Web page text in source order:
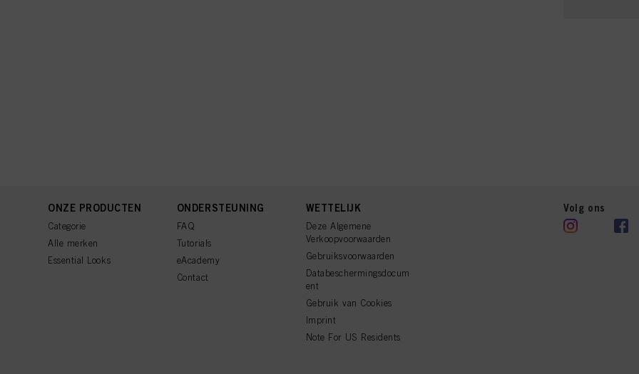
ONZE PRODUCTEN
Categorie
Alle merken
Essential Looks
ONDERSTEUNING
FAQ
Tutorials
eAcademy
Contact
WETTELIJK
Deze Algemene
Verkoopvoorwaarden
Gebruiksvoorwaarden
Databeschermingsdocum
ent
Gebruik van Cookies
Imprint
Note For US Residents
Volg ons